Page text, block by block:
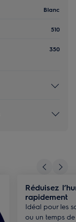
Blanc
510
350
Réduisez
rapidement
Idéal pour les
ou un temps